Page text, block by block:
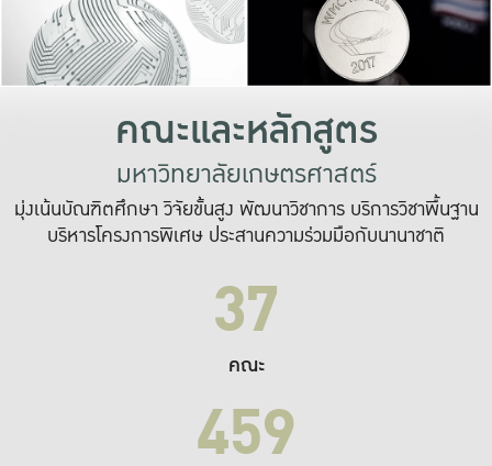
เปลี่ยนแปลง แล
เพื่อทำง
ระบบสารสนเทศ
คณะและหลักสูตร
มหาวิทยาลัยเกษตรศาสตร์
มุ่งเน้นบัณฑิตศึกษา วิจัยขั้นสูง พัฒนาวิชาการ บริการวิชาพื้นฐาน
บริหารโครงการพิเศษ ประสานความร่วมมือกับนานาชาติ
37
คณะ
459